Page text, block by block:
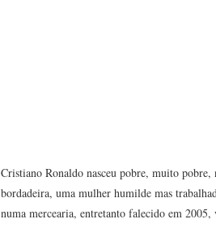
Cristiano Ronaldo nasceu pobre, muito
bordadeira, uma mulher humilde mas
numa mercearia, entretanto falecido em